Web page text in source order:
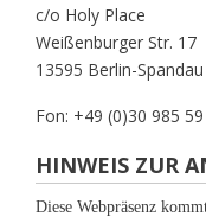
c/o Holy Place
Weißenburger Str. 17
13595 Berlin-Spandau
Fon: +49 (0)30 985
HINWEIS ZUR
Diese Webpräsenz